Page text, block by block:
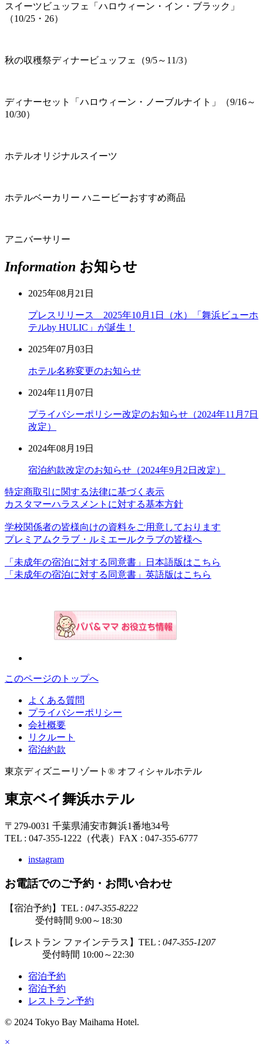
スイーツビュッフェ「ハロウィーン・イン・ブラック」
（10/25・26）
秋の収穫祭ディナービュッフェ（9/5～11/3）
ディナーセット「ハロウィーン・ノーブルナイト」（9/16～
10/30）
ホテルオリジナルスイーツ
ホテルベーカリー ハニービーおすすめ商品
アニバーサリー
Information お知らせ
2025年08月21日
プレスリリース 2025年10月1日（水）「舞浜ビューホ
テルby HULIC」が誕生！
2025年07月03日
ホテル名称変更のお知らせ
2024年11月07日
プライバシーポリシー改定のお知らせ（2024年11月7日
改定）
2024年08月19日
宿泊約款改定のお知らせ（2024年9月2日改定）
特定商取引に関する法律に基づく表示
カスタマーハラスメントに対する基本方針
学校関係者の皆様向けの資料をご用意しております
プレミアムクラブ・ルミエールクラブの皆様へ
「未成年の宿泊に対する同意書」日本語版はこちら
「未成年の宿泊に対する同意書」英語版はこちら
このページのトップへ
よくある質問
プライバシーポリシー
会社概要
リクルート
宿泊約款
東京ディズニーリゾート® オフィシャルホテル
東京ベイ舞浜ホテル
〒279-0031 千葉県浦安市舞浜1番地34号
TEL : 047-355-1222（代表） FAX : 047-355-6777
instagram
お電話でのご予約・お問い合わせ
【宿泊予約】TEL : 047-355-8222
受付時間 9:00～18:30
【レストラン ファインテラス】TEL : 047-355-1207
受付時間 10:00～22:30
宿泊予約
宿泊予約
レストラン予約
© 2024 Tokyo Bay Maihama Hotel.
×